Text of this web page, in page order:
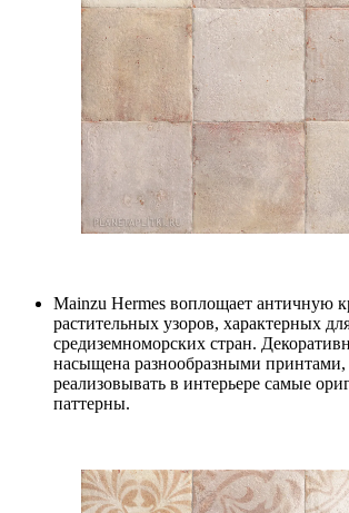
Mainzu Hermes воплощает античную
растительных узоров, характерных
средиземноморских стран.
насыщена разнообразными принтами,
реализовывать в интерьере самые
паттерны.